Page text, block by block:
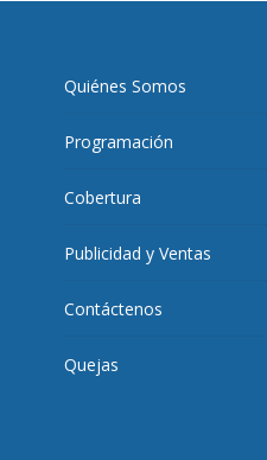
Quiénes Somos
Programación
Cobertura
Publicidad y Ventas
Contáctenos
Quejas